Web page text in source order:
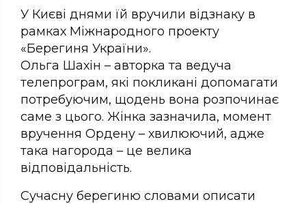
У Києві днями їй вручили відзнаку в
рамках Міжнародного проекту
«Берегиня України».
Ольга Шахін – авторка та ведуча
телепрограм, які покликані допомагати
потребуючим, щодень вона розпочинає
саме з цього. Жінка зазначила, момент
вручення Ордену – хвилюючий, адже
така нагорода – це велика
відповідальність.
Сучасну берегиню словами описати